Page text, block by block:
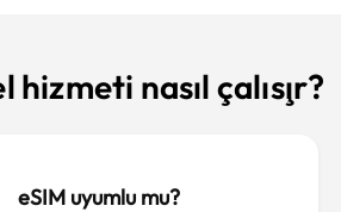
nasıl çalışır?
eSIM uyumlu mu?